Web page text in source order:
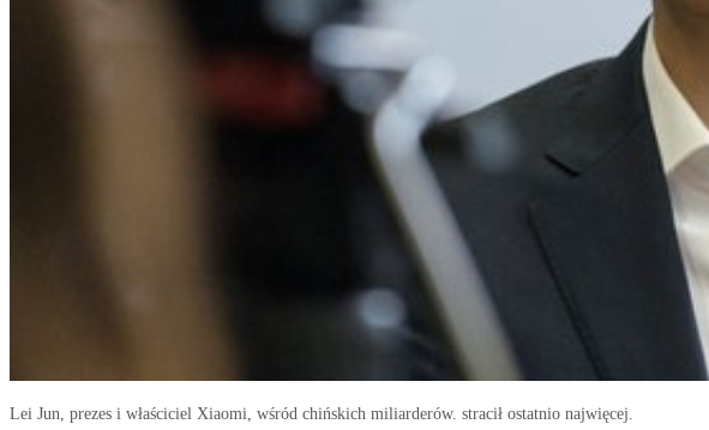
Lei Jun, prezes i właściciel Xiaomi, wśród chińskich miliarderów. stracił ostatnio najwięcej.